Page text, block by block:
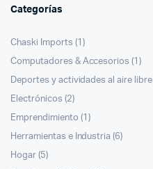
Categorías
Chaski Imports (1)
Computadores & Accesorios (1)
Deportes y actividades al aire libre
Electrónicos (2)
Emprendimiento (1)
Herramientas e Industria (6)
Hogar (5)